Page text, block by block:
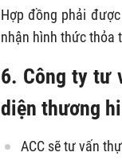
Hợp đồng phải
nhận hình thức thỏa
6. Công ty tư
diện thương
ACC sẽ tư vấn